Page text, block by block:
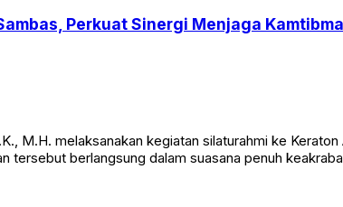
Perkuat Sinergi Menjaga
M.H. melaksanakan kegiatan silaturahmi ke
tersebut berlangsung dalam suasana penuh